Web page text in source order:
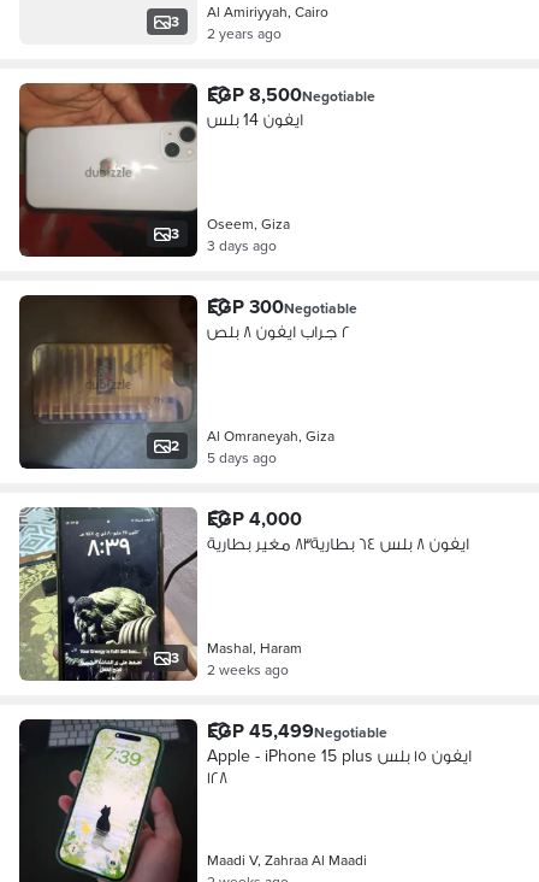
3
Al Amiriyyah, Cairo
2 years ago
3
EGP 8,500Negotiable
ايفون 14 بلس
Oseem, Giza
3 days ago
2
EGP 300Negotiable
٢ جراب ايفون ٨ بلص
Al Omraneyah, Giza
5 days ago
3
EGP 4,000
ايفون ٨ بلس ٦٤ بطارية٨٣ مغير بطارية
Mashal, Haram
2 weeks ago
EGP 45,499Negotiable
Apple - iPhone 15 plus ايفون ١٥ بلس
١٢٨
Maadi V, Zahraa Al Maadi